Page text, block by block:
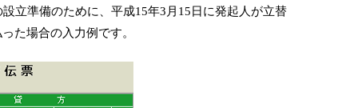
立準備のために、平成15年3月15日に発起人が立替
た場合の入力例です。